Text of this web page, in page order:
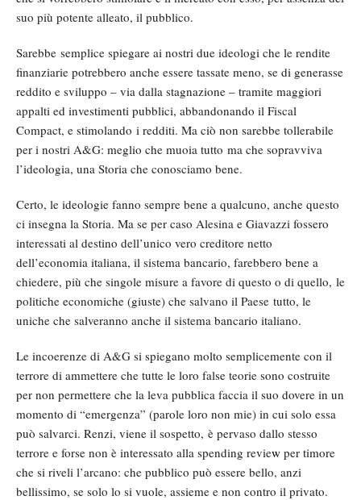
suo più potente alleato, il pubblico.
Sarebbe semplice spiegare ai nostri due ideologi che le rendite
finanziarie potrebbero anche essere tassate meno, se di generasse
reddito e sviluppo – via dalla stagnazione – tramite maggiori
appalti ed investimenti pubblici, abbandonando il Fiscal
Compact, e stimolando i redditi. Ma ciò non sarebbe tollerabile
per i nostri A&G: meglio che muoia tutto ma che sopravviva
l’ideologia, una Storia che conosciamo bene.
Certo, le ideologie fanno sempre bene a qualcuno, anche questo
ci insegna la Storia. Ma se per caso Alesina e Giavazzi fossero
interessati al destino dell’unico vero creditore netto
dell’economia italiana, il sistema bancario, farebbero bene a
chiedere, più che singole misure a favore di questo o di quello, le
politiche economiche (giuste) che salvano il Paese tutto, le
uniche che salveranno anche il sistema bancario italiano.
Le incoerenze di A&G si spiegano molto semplicemente con il
terrore di ammettere che tutte le loro false teorie sono costruite
per non permettere che la leva pubblica faccia il suo dovere in un
momento di “emergenza” (parole loro non mie) in cui solo essa
può salvarci. Renzi, viene il sospetto, è pervaso dallo stesso
terrore e forse non è interessato alla spending review per timore
che si riveli l’arcano: che pubblico può essere bello, anzi
bellissimo, se solo lo si vuole, assieme e non contro il privato.